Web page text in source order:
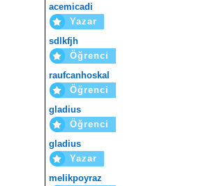
acemicadi
Yazar
sdlkfjh
Öğrenci
raufcanhoskal
Öğrenci
gladius
Öğrenci
gladius
Yazar
melikpoyraz